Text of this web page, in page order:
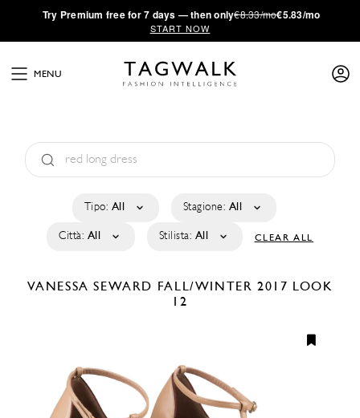
·Try Premium free for 7 days — then only€8.33/mo€5.83/mo
START NOW
MENU
Tipo: All Stagione: All
Città: All Stilista: All CLEAR ALL
VANESSA SEWARD FALL/WINTER 2017 LOOK
12